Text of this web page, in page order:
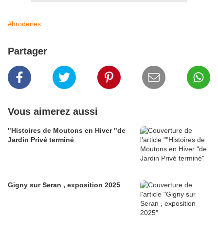
#broderies
Partager
Vous aimerez aussi
"Histoires de Moutons en Hiver "de
Jardin Privé terminé
Gigny sur Seran , exposition 2025